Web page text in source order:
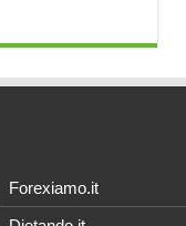
Forexiamo.it